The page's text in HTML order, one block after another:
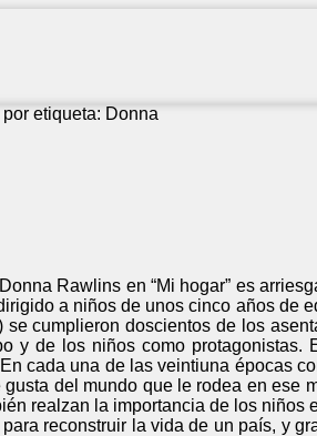
etiqueta: Donna
Rawlins en “Mi hogar” es
a niños de unos cinco años de
cumplieron doscientos de los
y de los niños como protagonistas.
cada una de las veintiuna épocas
del mundo que le rodea en ese
realzan la importancia de los niños
reconstruir la vida de un país, y